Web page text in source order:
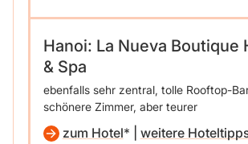
Hanoi: La Nueva Boutique
& Spa
ebenfalls sehr zentral, tolle Rooftop-
schönere Zimmer, aber teurer
zum Hotel weitere